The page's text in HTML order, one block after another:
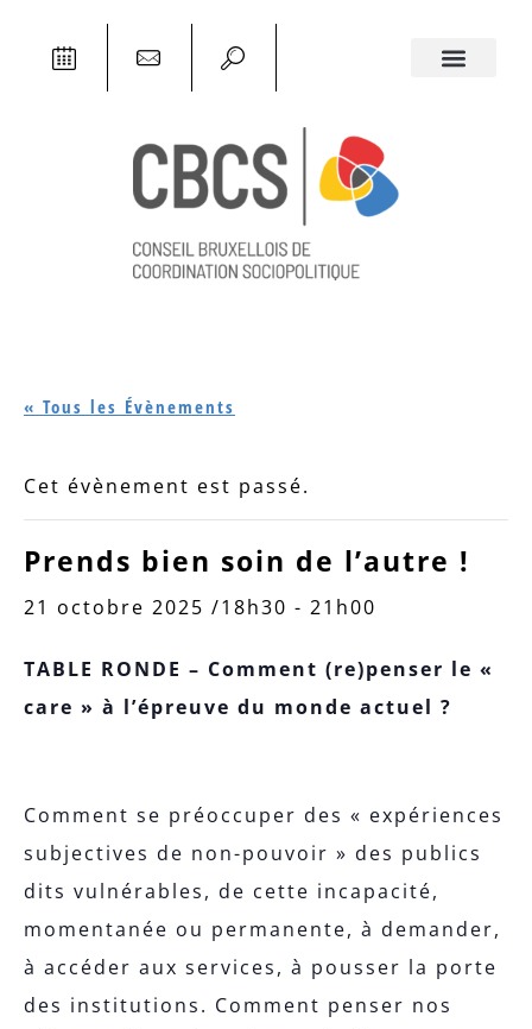
« Tous les Évènements
Cet évènement est passé.
Prends bien soin de l’autre !
21 octobre 2025 /18h30 - 21h00
TABLE RONDE – Comment (re)penser le «
care » à l’épreuve du monde actuel ?
Comment se préoccuper des « expériences
subjectives de non-pouvoir » des publics
dits vulnérables, de cette incapacité,
momentanée ou permanente, à demander,
à accéder aux services, à pousser la porte
des institutions. Comment penser nos